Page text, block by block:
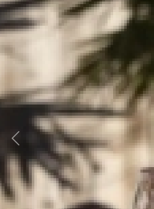
Previous